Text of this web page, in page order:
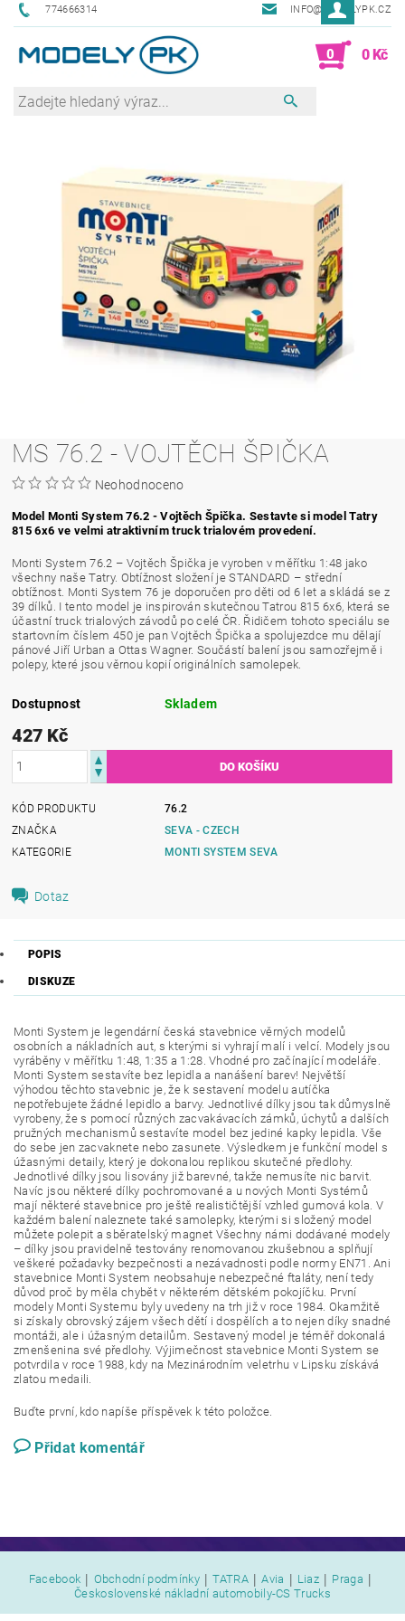
774666314 INFO@MODELYPK.CZ
0 0 Kč
MS 76.2 - VOJTĚCH ŠPIČKA
Neohodnoceno
Model Monti System 76.2 - Vojtěch Špička. Sestavte si model Tatry
815 6x6 ve velmi atraktivním truck trialovém provedení.
Monti System 76.2 – Vojtěch Špička je vyroben v měřítku 1:48 jako
všechny naše Tatry. Obtížnost složení je STANDARD – střední
obtížnost. Monti System 76 je doporučen pro děti od 6 let a skládá se z
39 dílků. I tento model je inspirován skutečnou Tatrou 815 6x6, která se
účastní truck trialových závodů po celé ČR. Řidičem tohoto speciálu se
startovním číslem 450 je pan Vojtěch Špička a spolujezdce mu dělají
pánové Jiří Urban a Ottas Wagner. Součástí balení jsou samozřejmě i
polepy, které jsou věrnou kopií originálních samolepek.
Dostupnost Skladem
427 Kč
KÓD PRODUKTU
76.2
ZNAČKA
SEVA - CZECH
KATEGORIE
MONTI SYSTEM SEVA
Dotaz
POPIS
DISKUZE
Monti System je legendární česká stavebnice věrných modelů
osobních a nákladních aut, s kterými si vyhrají malí i velcí. Modely jsou
vyráběny v měřítku 1:48, 1:35 a 1:28. Vhodné pro začínající modeláře.
Monti System sestavíte bez lepidla a nanášení barev! Největší
výhodou těchto stavebnic je, že k sestavení modelu autíčka
nepotřebujete žádné lepidlo a barvy. Jednotlivé dílky jsou tak důmyslně
vyrobeny, že s pomocí různých zacvakávacích zámků, úchytů a dalších
pružných mechanismů sestavíte model bez jediné kapky lepidla. Vše
do sebe jen zacvaknete nebo zasunete. Výsledkem je funkční model s
úžasnými detaily, který je dokonalou replikou skutečné předlohy.
Jednotlivé dílky jsou lisovány již barevné, takže nemusíte nic barvit.
Navíc jsou některé dílky pochromované a u nových Monti Systémů
mají některé stavebnice pro ještě realističtější vzhled gumová kola. V
každém balení naleznete také samolepky, kterými si složený model
můžete polepit a sběratelský magnet Všechny námi dodávané modely
– dílky jsou pravidelně testovány renomovanou zkušebnou a splňují
veškeré požadavky bezpečnosti a nezávadnosti podle normy EN71. Ani
stavebnice Monti System neobsahuje nebezpečné ftaláty, není tedy
důvod proč by měla chybět v některém dětském pokojíčku. První
modely Monti Systemu byly uvedeny na trh již v roce 1984. Okamžitě
si získaly obrovský zájem všech dětí i dospělích a to nejen díky snadné
montáži, ale i úžasným detailům. Sestavený model je téměř dokonalá
zmenšenina své předlohy. Výjimečnost stavebnice Monti System se
potvrdila v roce 1988, kdy na Mezinárodním veletrhu v Lipsku získává
zlatou medaili.
Buďte první, kdo napíše příspěvek k této položce.
Přidat komentář
Facebook | Obchodní podmínky | TATRA | Avia | Liaz | Praga |
Československé nákladní automobily-CS Trucks